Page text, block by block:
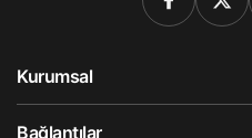
Kurumsal
Bağlantılar